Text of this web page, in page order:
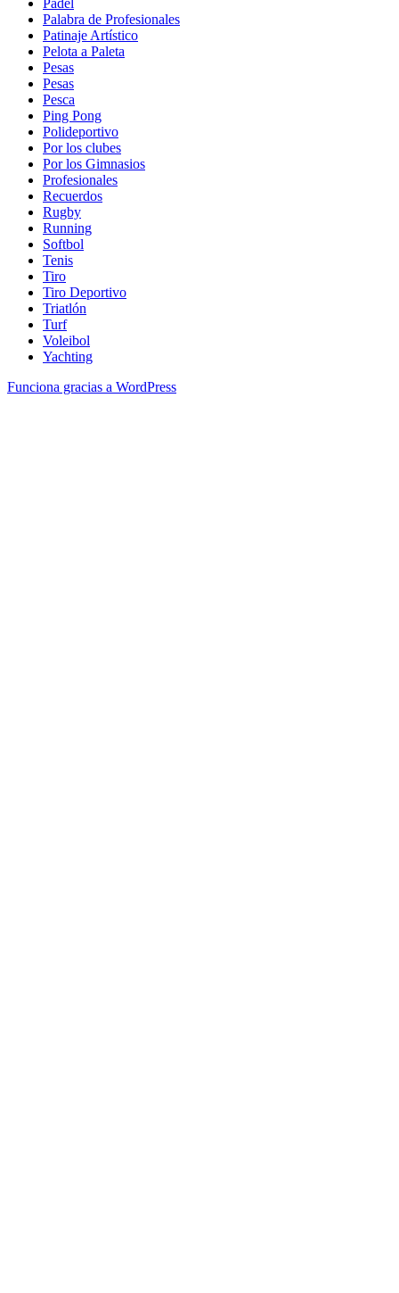
Palabra de Profesionales
Patinaje Artístico
Pelota a Paleta
Pesas
Pesas
Pesca
Ping Pong
Polideportivo
Por los clubes
Por los Gimnasios
Profesionales
Recuerdos
Rugby
Running
Softbol
Tenis
Tiro
Tiro Deportivo
Triatlón
Turf
Voleibol
Yachting
Funciona gracias a WordPress